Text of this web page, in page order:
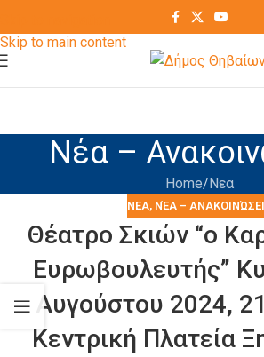
Skip to main content
Νέα –
Home Νεα
ΝΕΑ, ΝΈΑ –
Θέατρο Σκιών “ο
Ευρωβουλευτής”
Αυγούστου 2024,
Κεντρική Πλατεία